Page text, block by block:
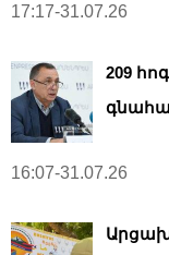
17:17-31.07.26
209
16:07-31.07.26